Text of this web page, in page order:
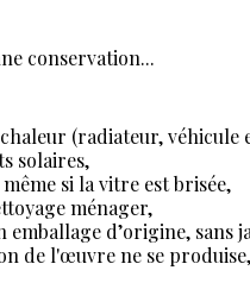
conservation...
(radiateur, véhicule
solaires,
même si la vitre est brisée,
ménager,
d’origine,
de l'œuvre ne se